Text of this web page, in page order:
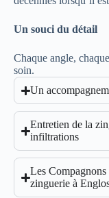
Un souci du détail
Chaque angle,
soin.
Un
Entretien de la
infiltrations
Les
zinguerie à